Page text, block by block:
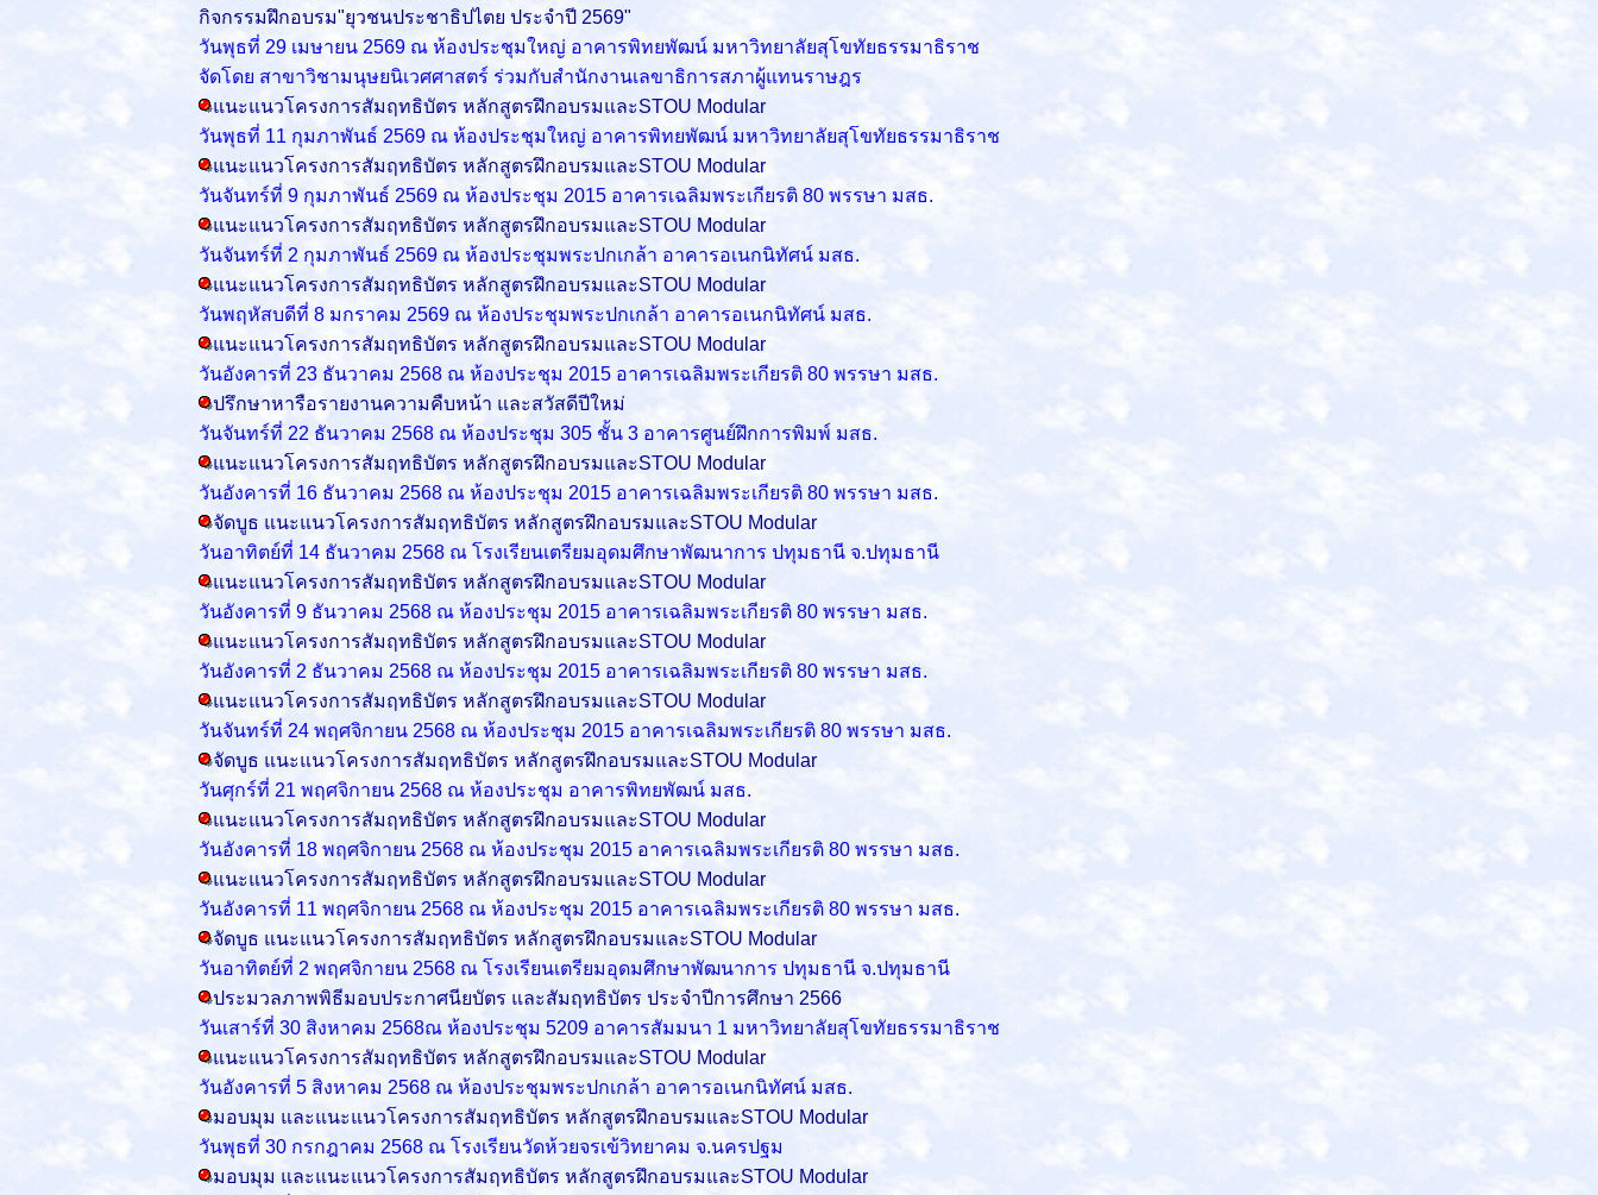
กิจกรรมฝึกอบรม"ยุวชนประชาธิปไตย ประจำปี 2569"
วันพุธที่ 29 เมษายน 2569 ณ ห้องประชุมใหญ่ อาคารพิทยพัฒน์ มหาวิทยาลัยสุโขทัยธรรมาธิราช
จัดโดย สาขาวิชามนุษยนิเวศศาสตร์ ร่วมกับสำนักงานเลขาธิการสภาผู้แทนราษฎร
แนะแนวโครงการสัมฤทธิบัตร หลักสูตรฝึกอบรมและSTOU Modular
วันพุธที่ 11 กุมภาพันธ์ 2569 ณ ห้องประชุมใหญ่ อาคารพิทยพัฒน์ มหาวิทยาลัยสุโขทัยธรรมาธิราช
แนะแนวโครงการสัมฤทธิบัตร หลักสูตรฝึกอบรมและSTOU Modular
วันจันทร์ที่ 9 กุมภาพันธ์ 2569 ณ ห้องประชุม 2015 อาคารเฉลิมพระเกียรติ 80 พรรษา มสธ.
แนะแนวโครงการสัมฤทธิบัตร หลักสูตรฝึกอบรมและSTOU Modular
วันจันทร์ที่ 2 กุมภาพันธ์ 2569 ณ ห้องประชุมพระปกเกล้า อาคารอเนกนิทัศน์ มสธ.
แนะแนวโครงการสัมฤทธิบัตร หลักสูตรฝึกอบรมและSTOU Modular
วันพฤหัสบดีที่ 8 มกราคม 2569 ณ ห้องประชุมพระปกเกล้า อาคารอเนกนิทัศน์ มสธ.
แนะแนวโครงการสัมฤทธิบัตร หลักสูตรฝึกอบรมและSTOU Modular
วันอังคารที่ 23 ธันวาคม 2568 ณ ห้องประชุม 2015 อาคารเฉลิมพระเกียรติ 80 พรรษา มสธ.
ปรึกษาหารือรายงานความคืบหน้า และสวัสดีปีใหม่
วันจันทร์ที่ 22 ธันวาคม 2568 ณ ห้องประชุม 305 ชั้น 3 อาคารศูนย์ฝึกการพิมพ์ มสธ.
แนะแนวโครงการสัมฤทธิบัตร หลักสูตรฝึกอบรมและSTOU Modular
วันอังคารที่ 16 ธันวาคม 2568 ณ ห้องประชุม 2015 อาคารเฉลิมพระเกียรติ 80 พรรษา มสธ.
จัดบูธ แนะแนวโครงการสัมฤทธิบัตร หลักสูตรฝึกอบรมและSTOU Modular
วันอาทิตย์ที่ 14 ธันวาคม 2568 ณ โรงเรียนเตรียมอุดมศึกษาพัฒนาการ ปทุมธานี จ.ปทุมธานี
แนะแนวโครงการสัมฤทธิบัตร หลักสูตรฝึกอบรมและSTOU Modular
วันอังคารที่ 9 ธันวาคม 2568 ณ ห้องประชุม 2015 อาคารเฉลิมพระเกียรติ 80 พรรษา มสธ.
แนะแนวโครงการสัมฤทธิบัตร หลักสูตรฝึกอบรมและSTOU Modular
วันอังคารที่ 2 ธันวาคม 2568 ณ ห้องประชุม 2015 อาคารเฉลิมพระเกียรติ 80 พรรษา มสธ.
แนะแนวโครงการสัมฤทธิบัตร หลักสูตรฝึกอบรมและSTOU Modular
วันจันทร์ที่ 24 พฤศจิกายน 2568 ณ ห้องประชุม 2015 อาคารเฉลิมพระเกียรติ 80 พรรษา มสธ.
จัดบูธ แนะแนวโครงการสัมฤทธิบัตร หลักสูตรฝึกอบรมและSTOU Modular
วันศุกร์ที่ 21 พฤศจิกายน 2568 ณ ห้องประชุม อาคารพิทยพัฒน์ มสธ.
แนะแนวโครงการสัมฤทธิบัตร หลักสูตรฝึกอบรมและSTOU Modular
วันอังคารที่ 18 พฤศจิกายน 2568 ณ ห้องประชุม 2015 อาคารเฉลิมพระเกียรติ 80 พรรษา มสธ.
แนะแนวโครงการสัมฤทธิบัตร หลักสูตรฝึกอบรมและSTOU Modular
วันอังคารที่ 11 พฤศจิกายน 2568 ณ ห้องประชุม 2015 อาคารเฉลิมพระเกียรติ 80 พรรษา มสธ.
จัดบูธ แนะแนวโครงการสัมฤทธิบัตร หลักสูตรฝึกอบรมและSTOU Modular
วันอาทิตย์ที่ 2 พฤศจิกายน 2568 ณ โรงเรียนเตรียมอุดมศึกษาพัฒนาการ ปทุมธานี จ.ปทุมธานี
ประมวลภาพพิธีมอบประกาศนียบัตร และสัมฤทธิบัตร ประจำปีการศึกษา 2566
วันเสาร์ที่ 30 สิงหาคม 2568ณ ห้องประชุม 5209 อาคารสัมมนา 1 มหาวิทยาลัยสุโขทัยธรรมาธิราช
แนะแนวโครงการสัมฤทธิบัตร หลักสูตรฝึกอบรมและSTOU Modular
วันอังคารที่ 5 สิงหาคม 2568 ณ ห้องประชุมพระปกเกล้า อาคารอเนกนิทัศน์ มสธ.
มอบมุม และแนะแนวโครงการสัมฤทธิบัตร หลักสูตรฝึกอบรมและSTOU Modular
วันพุธที่ 30 กรกฎาคม 2568 ณ โรงเรียนวัดห้วยจรเข้วิทยาคม จ.นครปฐม
มอบมุม และแนะแนวโครงการสัมฤทธิบัตร หลักสูตรฝึกอบรมและSTOU Modular